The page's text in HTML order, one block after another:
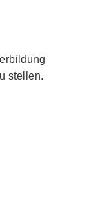
stellen.